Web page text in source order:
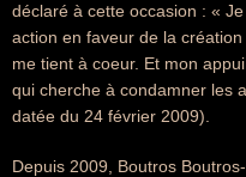
déclaré à cette occasion : «
action en faveur de la
me tient à coeur. Et mon
qui cherche à condamner les
datée du 24 février 2009).
Depuis 2009, Boutros